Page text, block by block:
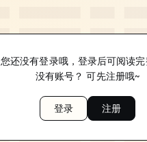
您还没有登录哦，登录后可阅读
没有账号？ 可先注册哦~
登录 注册